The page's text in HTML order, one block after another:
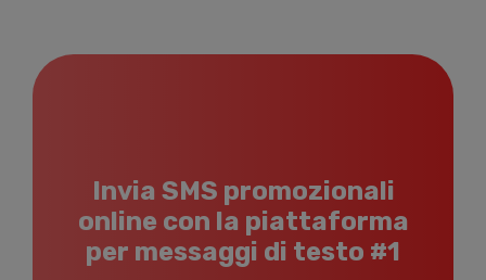
Invia SMS promozionali
online con la piattaforma
per messaggi di testo #1